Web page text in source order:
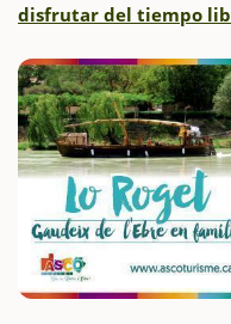
disfrutar del tiempo